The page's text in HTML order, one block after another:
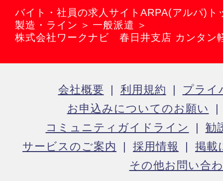
バイト・社員の求人サイトARPA(アルパ)ト
製造・ライン
一般派遣
株式会社ワークナビ 春日井支店 カンタン
会社概要 利用規約
プライ
お申込みについてのお願い
コミュニティガイドライン
勧
サービスのご案内
採用情報
掲載
その他お問い合